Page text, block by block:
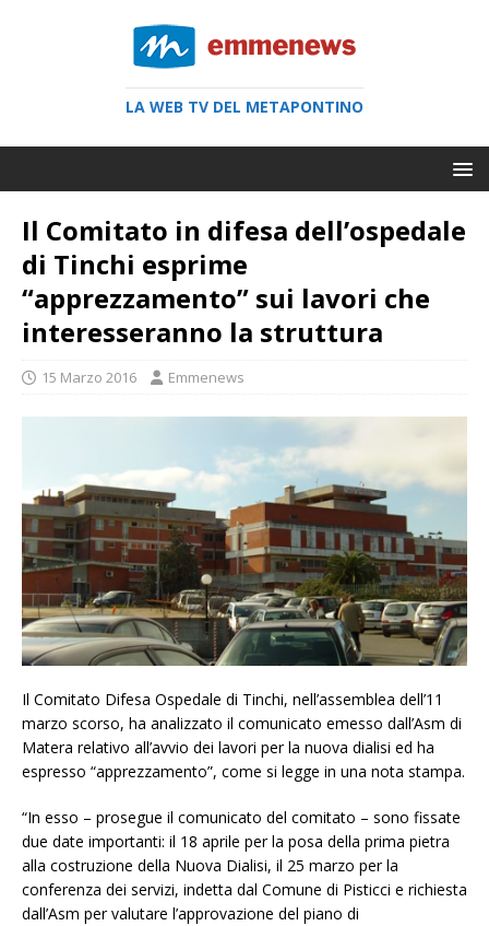
LA WEB TV DEL METAPONTINO
Il Comitato in difesa dell’ospedale
di Tinchi esprime
“apprezzamento” sui lavori che
interesseranno la struttura
15 Marzo 2016 Emmenews
Il Comitato Difesa Ospedale di Tinchi, nell’assemblea dell’11
marzo scorso, ha analizzato il comunicato emesso dall’Asm di
Matera relativo all’avvio dei lavori per la nuova dialisi ed ha
espresso “apprezzamento”, come si legge in una nota stampa.
“In esso – prosegue il comunicato del comitato – sono fissate
due date importanti: il 18 aprile per la posa della prima pietra
alla costruzione della Nuova Dialisi, il 25 marzo per la
conferenza dei servizi, indetta dal Comune di Pisticci e richiesta
dall’Asm per valutare l’approvazione del piano di